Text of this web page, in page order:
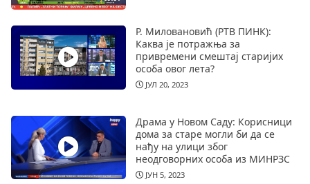
Р. Миловановић (РТВ ПИНК):
Каква је потражња за
привремени смештај старијих
особа овог лета?
ЈУЛ 20, 2023
Драма у Новом Саду: Корисници
дома за старе могли би да се
нађу на улици због
неодговорних особа из МИНРЗС
ЈУН 5, 2023